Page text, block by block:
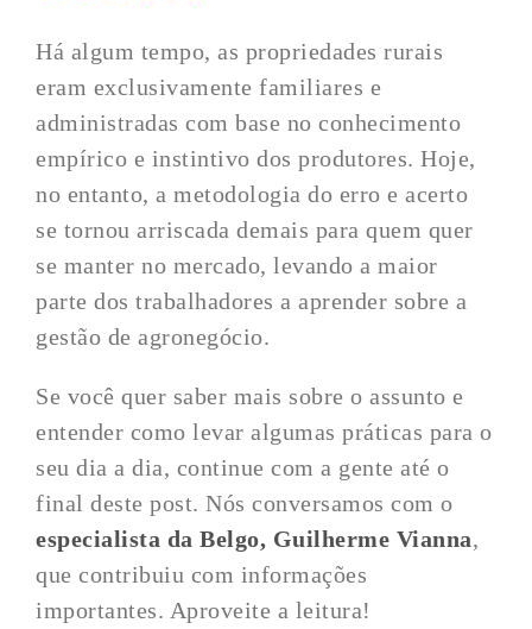
Há algum tempo, as propriedades rurais
eram exclusivamente familiares e
administradas com base no conhecimento
empírico e instintivo dos produtores. Hoje,
no entanto, a metodologia do erro e acerto
se tornou arriscada demais para quem quer
se manter no mercado, levando a maior
parte dos trabalhadores a aprender sobre a
gestão de agronegócio.
Se você quer saber mais sobre o assunto e
entender como levar algumas práticas para o
seu dia a dia, continue com a gente até o
final deste post. Nós conversamos com o
especialista da Belgo, Guilherme Vianna,
que contribuiu com informações
importantes. Aproveite a leitura!